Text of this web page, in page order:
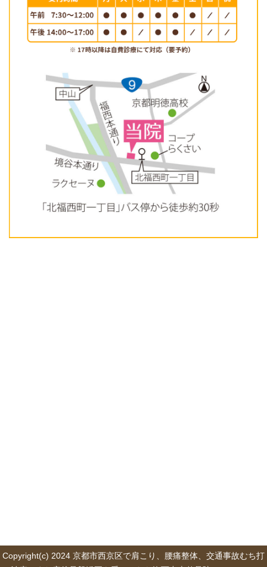
Copyright(c) 2024 京都市西京区で肩こり、腰痛整体、交通事故むち打